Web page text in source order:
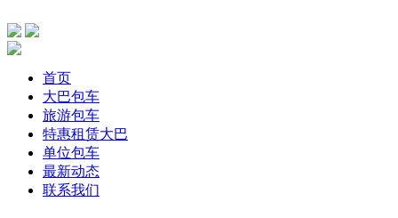
首页
大巴包车
旅游包车
特惠租赁大巴
单位包车
最新动态
联系我们